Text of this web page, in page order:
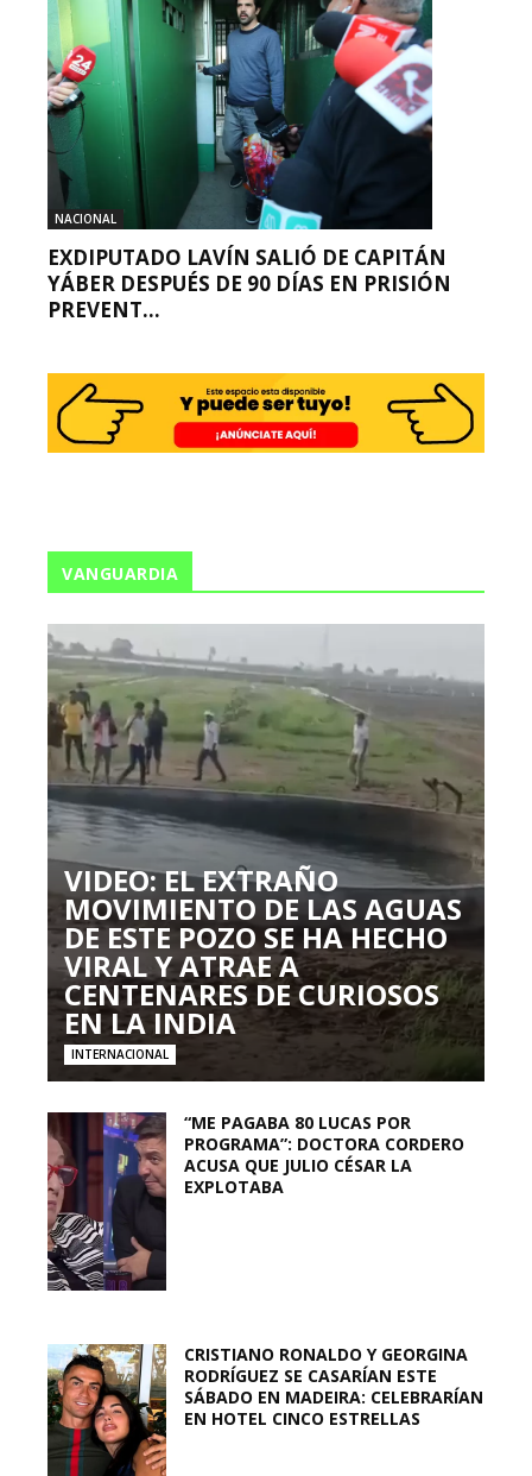
NACIONAL
EXDIPUTADO LAVÍN SALIÓ DE CAPITÁN
YÁBER DESPUÉS DE 90 DÍAS EN PRISIÓN
PREVENT...
VANGUARDIA
VIDEO: EL EXTRAÑO
MOVIMIENTO DE LAS AGUAS
DE ESTE POZO SE HA HECHO
VIRAL Y ATRAE A
CENTENARES DE CURIOSOS
EN LA INDIA
INTERNACIONAL
“ME PAGABA 80 LUCAS POR
PROGRAMA”: DOCTORA CORDERO
ACUSA QUE JULIO CÉSAR LA
EXPLOTABA
CRISTIANO RONALDO Y GEORGINA
RODRÍGUEZ SE CASARÍAN ESTE
SÁBADO EN MADEIRA: CELEBRARÍAN
EN HOTEL CINCO ESTRELLAS